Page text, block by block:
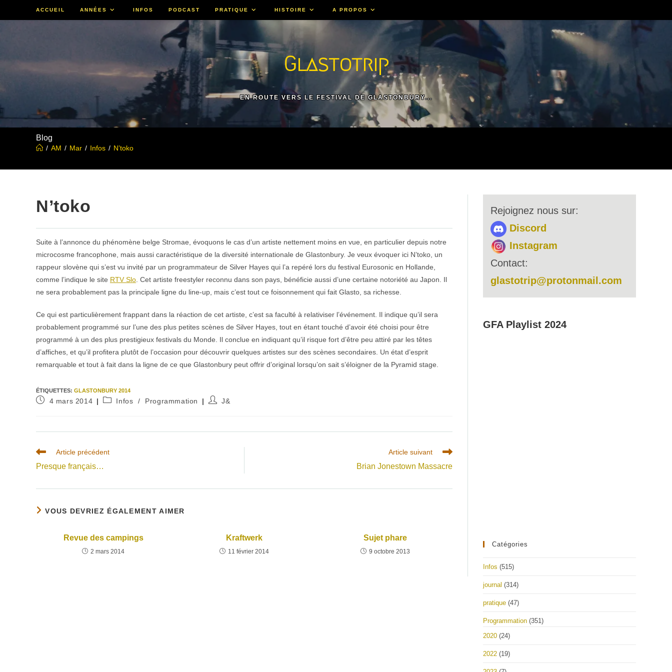
ACCUEIL ANNÉES INFOS PODCAST PRATIQUE HISTOIRE A PROPOS
Glastotrip
EN ROUTE VERS LE FESTIVAL DE GLASTONBURY...
Blog
/ AM / Mar / Infos / N’toko
N’toko
Suite à l’annonce du phénomène belge Stromae, évoquons le cas d’un artiste nettement moins en vue, en particulier depuis notre
microcosme francophone, mais aussi caractéristique de la diversité internationale de Glastonbury. Je veux évoquer ici N’toko, un
rappeur slovène qui s’est vu invité par un programmateur de Silver Hayes qui l’a repéré lors du festival Eurosonic en Hollande,
comme l’indique le site RTV Slo . Cet artiste freestyler reconnu dans son pays, bénéficie aussi d’une certaine notoriété au Japon. Il
ne sera probablement pas la principale ligne du line-up, mais c’est tout ce foisonnement qui fait Glasto, sa richesse.
Ce qui est particulièrement frappant dans la réaction de cet artiste, c’est sa faculté à relativiser l’événement. Il indique qu’il sera
probablement programmé sur l’une des plus petites scènes de Silver Hayes, tout en étant touché d’avoir été choisi pour être
programmé à un des plus prestigieux festivals du Monde. Il conclue en indiquant qu’il risque fort d’être peu attiré par les têtes
d’affiches, et qu’il profitera plutôt de l’occasion pour découvrir quelques artistes sur des scènes secondaires. Un état d’esprit
remarquable et tout à fait dans la ligne de ce que Glastonbury peut offrir d’original lorsqu’on sait s’éloigner de la Pyramid stage.
ÉTIQUETTES: GLASTONBURY 2014
Publication
4 mars 2014
PostInfos / Programmation
Auteur/autrice
J&
Read
articles
Article précédent
Presque français…
Article suivant
Brian Jonestown Massacre
VOUS DEVRIEZ ÉGALEMENT AIMER
Revue des campings
2 mars 2014
Kraftwerk
11 février 2014
Sujet phare
9 octobre 2013
Rejoignez nous sur:
Discord
Instagram
Contact:
glastotrip@protonmail.com
GFA Playlist 2024
Catégories
Infos (515)
journal (314)
pratique (47)
Programmation (351)
2020 (24)
2022 (19)